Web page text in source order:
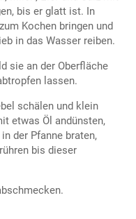
bis er glatt ist. In
Kochen bringen und
in das Wasser reiben.
sie an der Oberfläche
lassen.
schälen und klein
etwas Öl andünsten,
der Pfanne braten,
bis dieser